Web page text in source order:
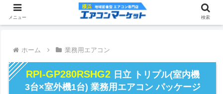
ホーム 業務用エアコン
RPI-GP280RSHG2 日立 トリプル(室内機
3台×室外機1台) 業務用エアコン パッケージ
メニュー 検索